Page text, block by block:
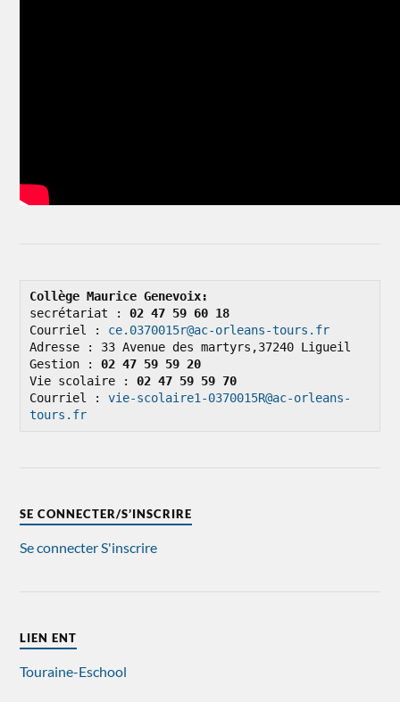
Collège Maurice Genevoix:
secrétariat : 02 47 59 60 18
Courriel : ce.0370015r@ac-orleans-tours.fr
Adresse : 33 Avenue des martyrs,37240 Ligueil
Gestion : 02 47 59 59 20
Vie scolaire : 02 47 59 59 70
Courriel : vie-scolaire1-0370015R@ac-orleans-
tours.fr
SE CONNECTER/S’INSCRIRE
Se connecter S'inscrire
LIEN ENT
Touraine-Eschool